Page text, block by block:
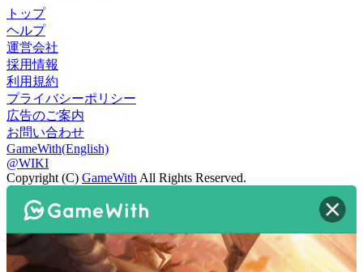
トップ
ヘルプ
運営会社
採用情報
利用規約
プライバシーポリシー
広告のご案内
お問い合わせ
GameWith(English)
@WIKI
Copyright (C) GameWith All Rights Reserved.